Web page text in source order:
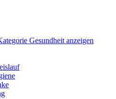
Gesundheit anzeigen